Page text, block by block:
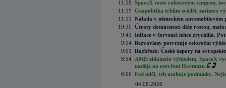
11:58 SpaceX roste raketovým tempem,
11:19 Geopolitika trhům svědčí, zatímco
11:11
Nálada v německém automobilovém
10:30 Útraty domácností dále rostou,
9:43 Inflace v červenci lehce zrychlila.
9:14 Bezvavlasy potvrzuje celoroční
9:01
Rozbřesk: České úspory na
8:54 AMD zklamalo výhledem, SpaceX
naděje na otevření Hormuzu
6:06 Fed mlčí, trh utahuje podmínky.
04.08.2026